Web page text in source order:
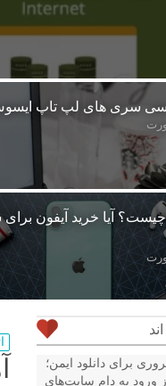
سری های لپ تاپ
آیا خرید آیفون
برای دانلود ایمن؛
ورود به دام سایت‌های